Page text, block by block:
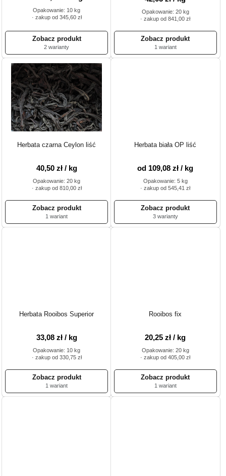
Opakowanie: 10 kg
· zakup od 345,60 zł
2 warianty
Opakowanie: 20 kg
· zakup od 841,00 zł
1 wariant
Herbata czarna Ceylon liść
40,50 zł / kg
Opakowanie: 20 kg
· zakup od 810,00 zł
1 wariant
Herbata biała OP liść
od 109,08 zł / kg
Opakowanie: 5 kg
· zakup od 545,41 zł
3 warianty
Herbata Rooibos Superior
33,08 zł / kg
Opakowanie: 10 kg
· zakup od 330,75 zł
1 wariant
Rooibos fix
20,25 zł / kg
Opakowanie: 20 kg
· zakup od 405,00 zł
1 wariant